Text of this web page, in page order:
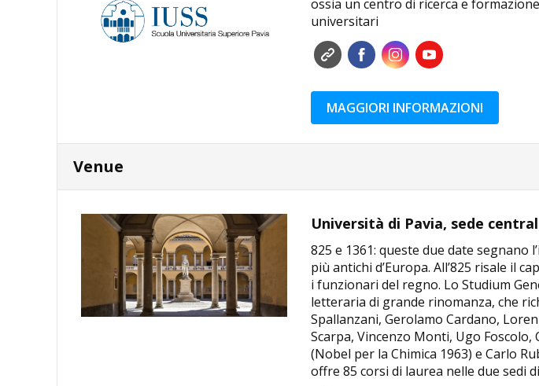
ossia un centro di ricerca e
universitari
MAGGIORI INFORMAZIONI
Venue
Università di Pavia, sede
825 e 1361: queste due date segnano
più antichi d’Europa. All’825 risale il
i funzionari del regno. Lo Studium
letteraria di grande rinomanza, che
Spallanzani, Gerolamo Cardano,
Scarpa, Vincenzo Monti, Ugo
(Nobel per la Chimica 1963) e Carlo
offre 85 corsi di laurea nelle due sedi